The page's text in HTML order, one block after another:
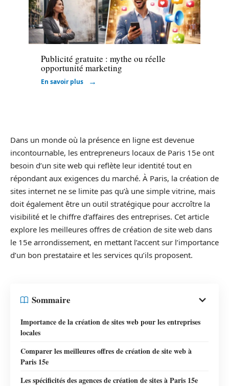
Marketing
Publicité gratuite : mythe ou réelle
opportunité marketing
En savoir plus
Dans un monde où la présence en ligne est devenue
incontournable, les entrepreneurs locaux de Paris 15e ont
besoin d’un site web qui reflète leur identité tout en
répondant aux exigences du marché. À Paris, la création de
sites internet ne se limite pas qu’à une simple vitrine, mais
doit également être un outil stratégique pour accroître la
visibilité et le chiffre d’affaires des entreprises. Cet article
explore les meilleures offres de création de site web dans
le 15e arrondissement, en mettant l’accent sur l’importance
d’un bon prestataire et les services qu’ils proposent.
Sommaire
Importance de la création de sites web pour les entreprises
locales
Comparer les meilleures offres de création de site web à
Paris 15e
Les spécificités des agences de création de sites à Paris 15e